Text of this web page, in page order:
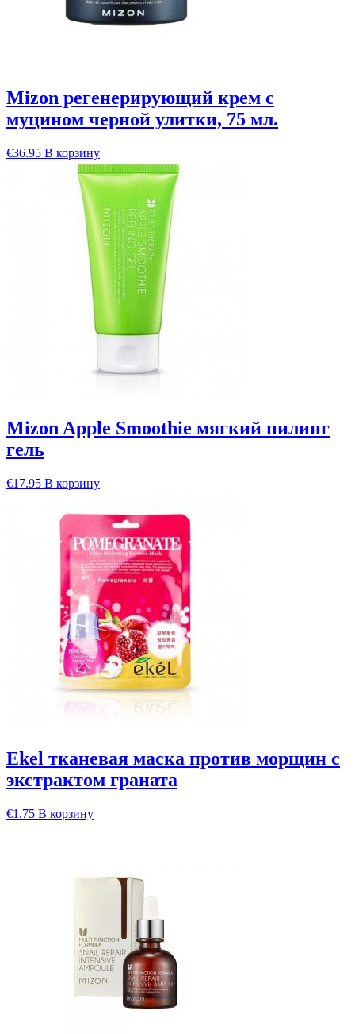
Mizon регенерирующий крем с
муцином черной улитки, 75 мл.
€36.95 В корзину
Mizon Apple Smoothie мягкий пилинг
гель
€17.95 В корзину
Ekel тканевая маска против морщин с
экстрактом граната
€1.75 В корзину